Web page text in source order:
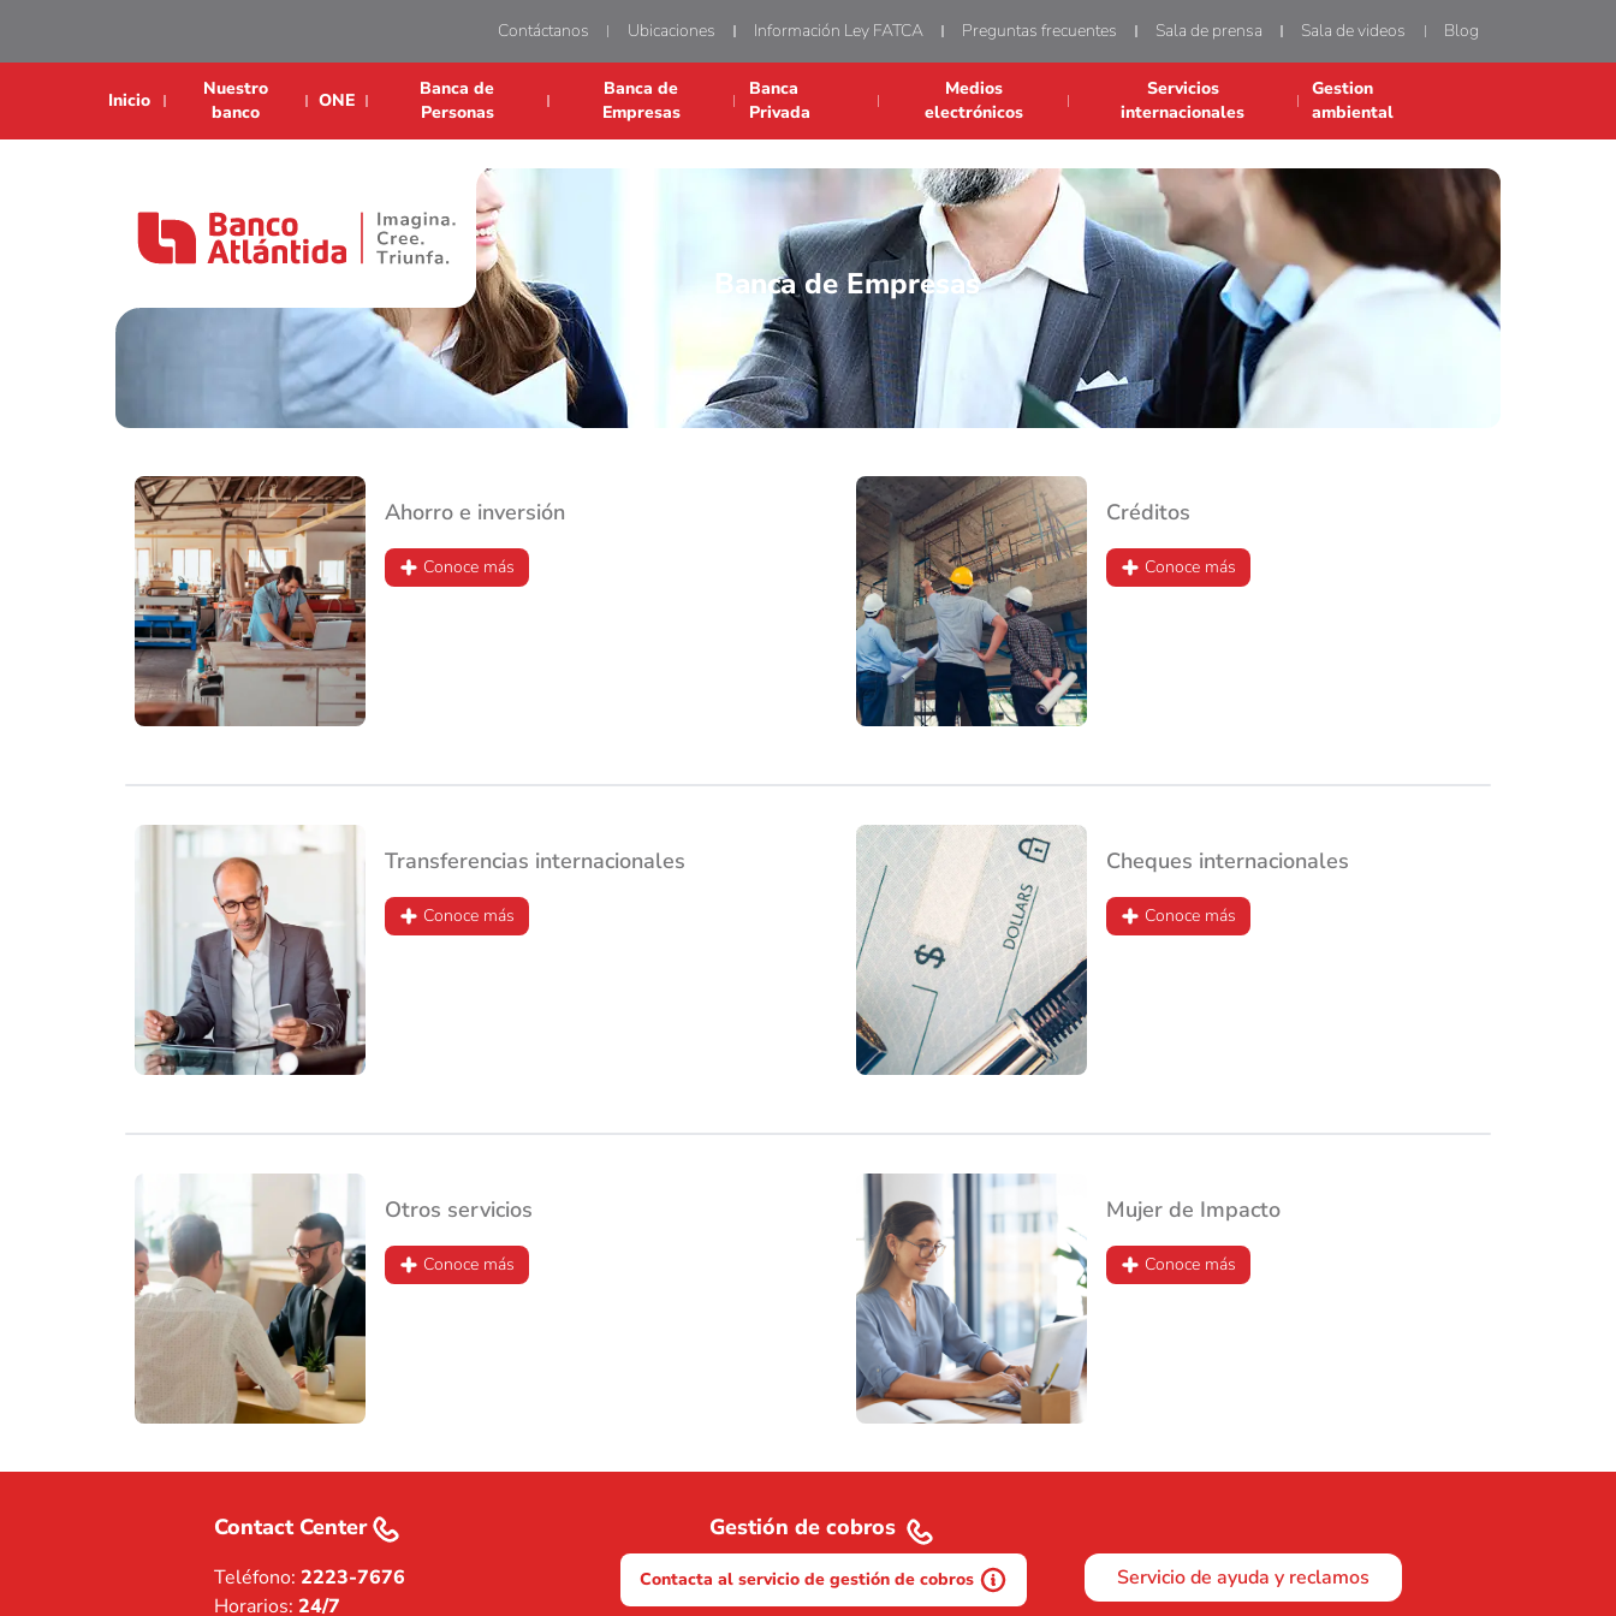
Blog
Sala de videos
Sala de prensa
Preguntas frecuentes
Información Ley FATCA
Ubicaciones
Contáctanos
Gestion
ambiental
Servicios
internacionales
Medios
electrónicos
Banca
Privada
Banca de
Empresas
Banca de
Personas
ONE
Nuestro
banco
Inicio
Banca de Empresas
Ahorro e inversión
Conoce más
Créditos
Conoce más
Transferencias internacionales
Conoce más
Cheques internacionales
Conoce más
Otros servicios
Conoce más
Mujer de Impacto
Conoce más
Contact Center
Teléfono: 2223-7676
Horarios: 24/7
Gestión de cobros
Contacta al servicio de gestión de cobros Servicio de ayuda y reclamos